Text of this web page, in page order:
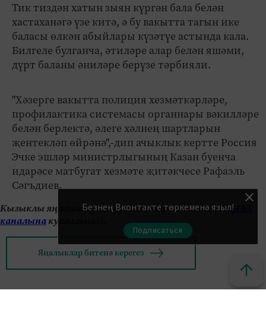
Тик тиздән хатын зыян күргән бала белән
хастаханәгә үзе китә, ә бу вакытта тагын ике
баласы өлкән абыйлары күзәтүе астында кала.
Билгеле булганча, әтиләре алар белән яшәми,
дүрт баланы әниләре берүзе тәрбияли.
"Хәзерге вакытта полиция хезмәткәрләре,
профилактика системасы органнары вәкилләре
белән берлектә, әлеге хәлнең шартларын
җентекләп өйрәнә",-дип ачыклык кертте Россия
Эчке эшләр министрлыгының Казан буенча
идарәсе матбугат хезмәте җитәкчесе Рафаэль
Сәгъдиев.
Кызыклы яңалыкларны күзәтеп бару өчен безнеңМАХ
каналынакушылыгыз.
Яңалыклар битенә керегез
Безнең Вконтакте төркеменә языл!
Подписаться